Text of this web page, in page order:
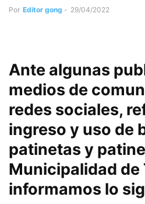
Por Editor gong - 29/04/2022
Ante algunas
medios de
redes sociales,
ingreso y uso de
patinetas y
Municipalidad de
informamos lo